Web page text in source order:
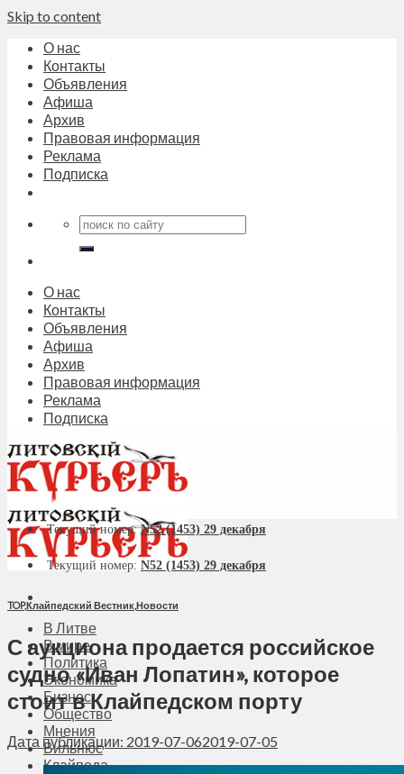
Skip to content
О нас
Контакты
Объявления
Афиша
Архив
Правовая информация
Реклама
Подписка
О нас
Контакты
Объявления
Афиша
Архив
Правовая информация
Реклама
Подписка
В Литве
В мире
Политика
Экономика
Бизнес
Общество
Мнения
Вильнюс
Клайпеда
Текущий номер:N52 (1453) 29 декабря
Текущий номер: N52 (1453) 29 декабря
TOP,Клайпедский Вестник,Новости
С аукциона продается российское
судно «Иван Лопатин», которое
стоит в Клайпедском порту
Дата публикации: 2019-07-062019-07-05